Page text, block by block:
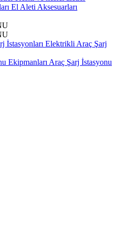
El Aleti Aksesuarları
Elektrikli Araç Şarj
Araç Şarj İstasyonu